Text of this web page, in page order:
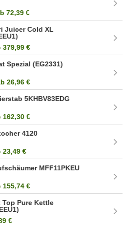
72,39 €
Juicer Cold XL
379,99 €
Spezial (EG2331)
26,96 €
5KHBV83EDG
162,30 €
4120
23,49 €
MFF11PKEU
155,74 €
Top Pure Kettle
€